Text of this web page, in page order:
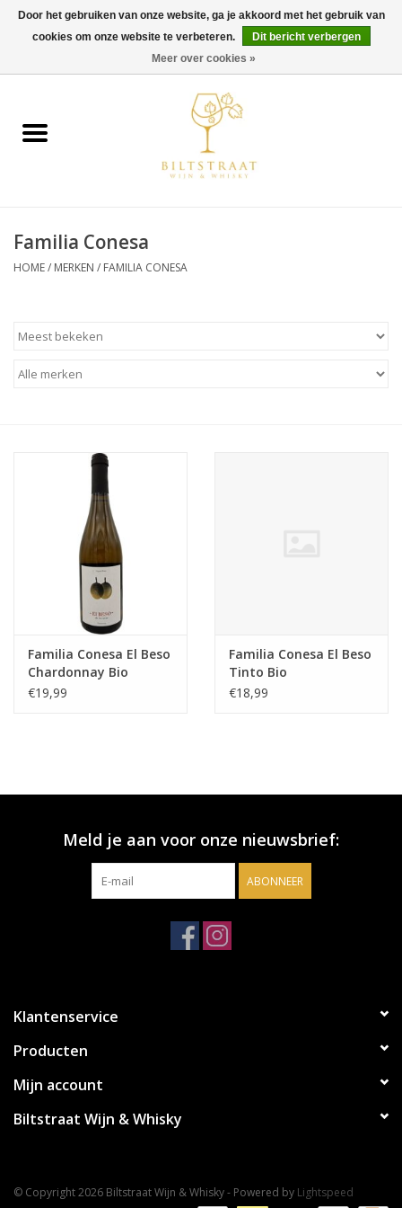
0 Artikelen - €0,00
Wijn
Gin & Tonic
Gedestilleerd
Relatiegeschenken
Over ons
Familia Conesa
HOME/ MERKEN / FAMILIA CONESA
Familia Conesa El Beso
Chardonnay Bio
€19,99
Familia Conesa El Beso
Tinto Bio
€18,99
Meld je aan voor onze nieuwsbrief:
ABONNEER
Klantenservice
Producten
Mijn account
Biltstraat Wijn & Whisky
© Copyright 2026 Biltstraat Wijn & Whisky - Powered by Lightspeed
Door het gebruiken van onze website, ga je akkoord met het gebruik van
cookies om onze website te verbeteren.
Dit bericht verbergen
Meer over cookies »